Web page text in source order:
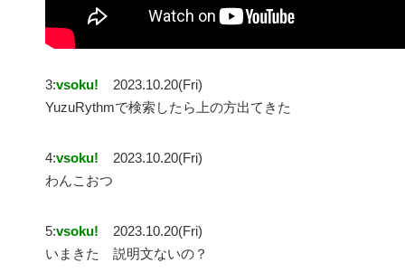
3:vsoku!
2023.10.20(Fri)
YuzuRythmで検索したら上の方出てきた
4:vsoku!
2023.10.20(Fri)
わんこおつ
5:vsoku!
2023.10.20(Fri)
いまきた 説明文ないの？